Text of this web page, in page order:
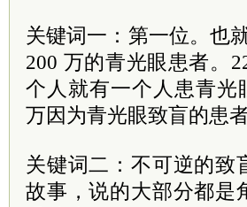
关键词一：第一位。也
200 万的青光眼患者。
个人就有一个人患青光
万因为青光眼致盲的患者
关键词二：不可逆的致
故事，说的大部分都是